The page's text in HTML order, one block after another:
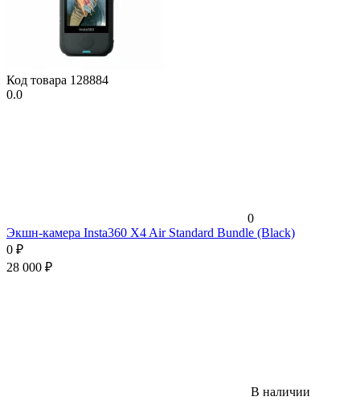
Код товара 128884
0.0
0
Экшн-камера Insta360 X4 Air Standard Bundle (Black)
0 ₽
28 000 ₽
В наличии